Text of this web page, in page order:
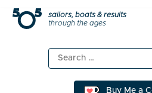
Skip
sailors, boats & results
through the ages
Search
for:
Buy Me a